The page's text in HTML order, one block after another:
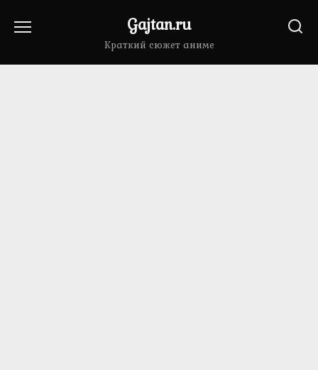
Gajtan.ru
Краткий сюжет аниме